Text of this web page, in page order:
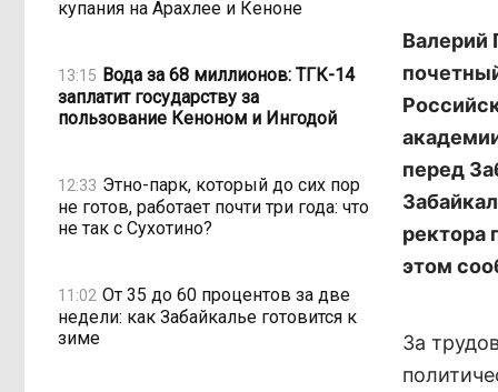
купания на Арахлее и Кеноне
13:15 Вода за 68 миллионов: ТГК-14
заплатит государству за
пользование Кеноном и Ингодой
12:33 Этно-парк, который до сих пор
не готов, работает почти три года: что
не так с Сухотино?
11:02 От 35 до 60 процентов за две
недели: как Забайкалье готовится к
зиме
Валерий
перед
ректора
этом
За